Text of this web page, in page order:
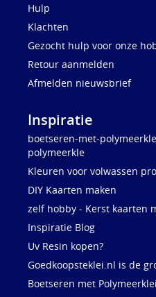
Hulp
Klachten
Gezocht hulp voor onze
Retour aanmelden
Afmelden nieuwsbrief
Inspiratie
boetseren-met-
polymeerkle
Kleuren voor volwassen
DIY Kaarten maken
zelf hobby - Kerst kaarten
Inspiratie Blog
Uv Resin kopen?
Goedkoopsteklei.nl is de
Boetseren met